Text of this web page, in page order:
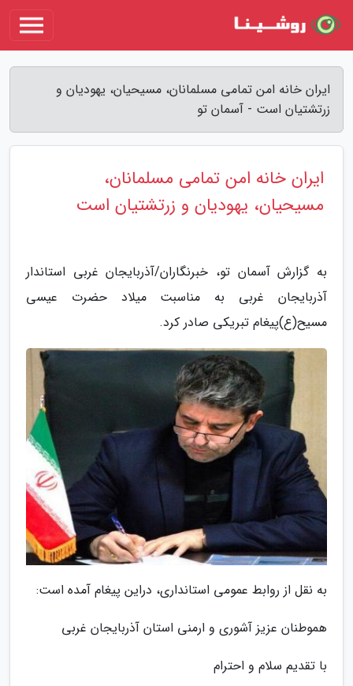
ایران خانه امن تمامی مسلمانان، مسیحیان، یهودیان و
زرتشتیان است - آسمان تو
ایران خانه امن تمامی مسلمانان،
مسیحیان، یهودیان و زرتشتیان است
به گزارش آسمان تو، خبرنگاران/آذربایجان غربی استاندار
آذربایجان غربی به مناسبت میلاد حضرت عیسی
مسیح(ع)پیغام تبریکی صادر کرد.
به نقل از روابط عمومی استانداری، دراین پیغام آمده است:
هموطنان عزیز آشوری و ارمنی استان آذربایجان غربی
با تقدیم سلام و احترام